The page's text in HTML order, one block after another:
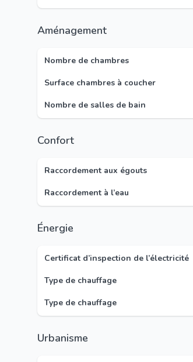
Aménagement
Nombre de chambres
Surface chambres à coucher
Nombre de salles de bain
Confort
Raccordement aux égouts
Raccordement à l’eau
Énergie
Certificat d’inspection de l’électricité
Type de chauffage
Type de chauffage
Urbanisme